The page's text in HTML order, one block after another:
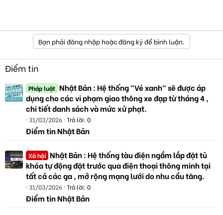
Bạn phải đăng nhập hoặc đăng ký để bình luận.
Điểm tin
Pháp luật Nhật Bản : Hệ thống "Vé xanh" sẽ được áp
dụng cho các vi phạm giao thông xe đạp từ tháng 4 ,
chi tiết danh sách và mức xử phạt.
31/03/2026 Trả lời: 0
Điểm tin Nhật Bản
Xã hội Nhật Bản : Hệ thống tàu điện ngầm lắp đặt tủ
khóa tự động đặt trước qua điện thoại thông minh tại
tất cả các ga , mở rộng mạng lưới do nhu cầu tăng.
31/03/2026 Trả lời: 0
Điểm tin Nhật Bản